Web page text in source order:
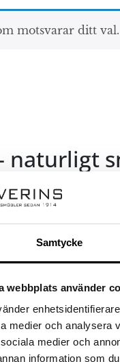
Samtycke
webbplats använder
medier och analysera
medier och
information som
motsvarar ditt val.
naturligt
och dofter från
katt i hemmet.